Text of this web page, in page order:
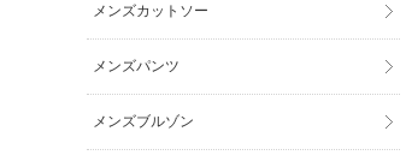
メンズカットソー
メンズパンツ
メンズブルゾン